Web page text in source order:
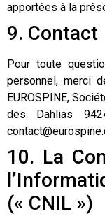
apportées à la
9. Contact
Pour toute
personnel, merci
EUROSPINE,
des Dahlias
10. La
(« CNIL »)